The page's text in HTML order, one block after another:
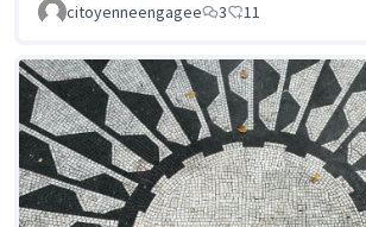
citoyenneengagee 3 11